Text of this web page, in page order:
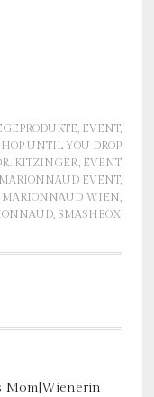
, EVENT,
UNTIL YOU DROP
KITZINGER, EVENT
MARIONNAUD EVENT,
MARIONNAUD WIEN,
, SMASHBOX
Mom|Wienerin